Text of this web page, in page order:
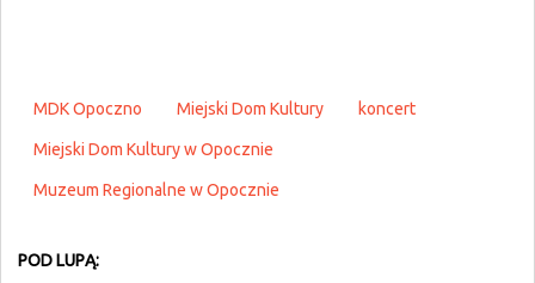
MDK Opoczno Miejski Dom Kultury koncert
Miejski Dom Kultury w Opocznie
Muzeum Regionalne w Opocznie
POD LUPĄ: